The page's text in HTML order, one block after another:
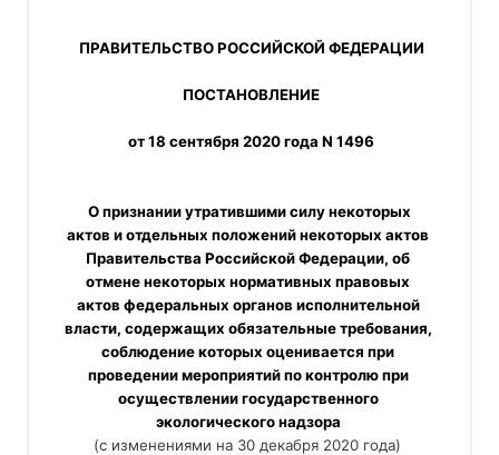
ПРАВИТЕЛЬСТВО РОССИЙСКОЙ ФЕДЕРАЦИИ
ПОСТАНОВЛЕНИЕ
от 18 сентября 2020 года N 1496
актов и отдельных положений некоторых актов
Правительства Российской Федерации, об
отмене некоторых нормативных правовых
актов федеральных органов исполнительной
власти, содержащих обязательные требования,
соблюдение которых оценивается при
проведении мероприятий по контролю при
осуществлении государственного
экологического надзора
(с изменениями на 30 декабря 2020 года)